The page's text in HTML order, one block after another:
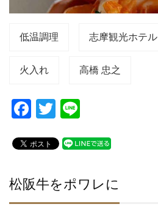
低温調理 志摩観光ホテル
火入れ 高橋 忠之
F
c
b
o
T
tt
e
松阪牛をポワレに